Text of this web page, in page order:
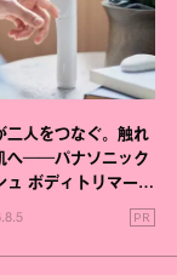
二人をつなぐ。触れ
へ──パナソニック
ュ ボディトリマーが
PR